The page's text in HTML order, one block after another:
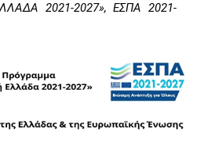
2021-2027», ΕΣΠΑ 2021-